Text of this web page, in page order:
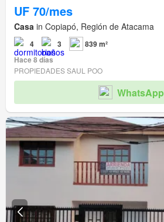
UF 70/mes
Casa in Copiapó, Región de Atacama
4 3
839 m²
Hace 8 días
PROPIEDADES SAUL POO
WhatsApp